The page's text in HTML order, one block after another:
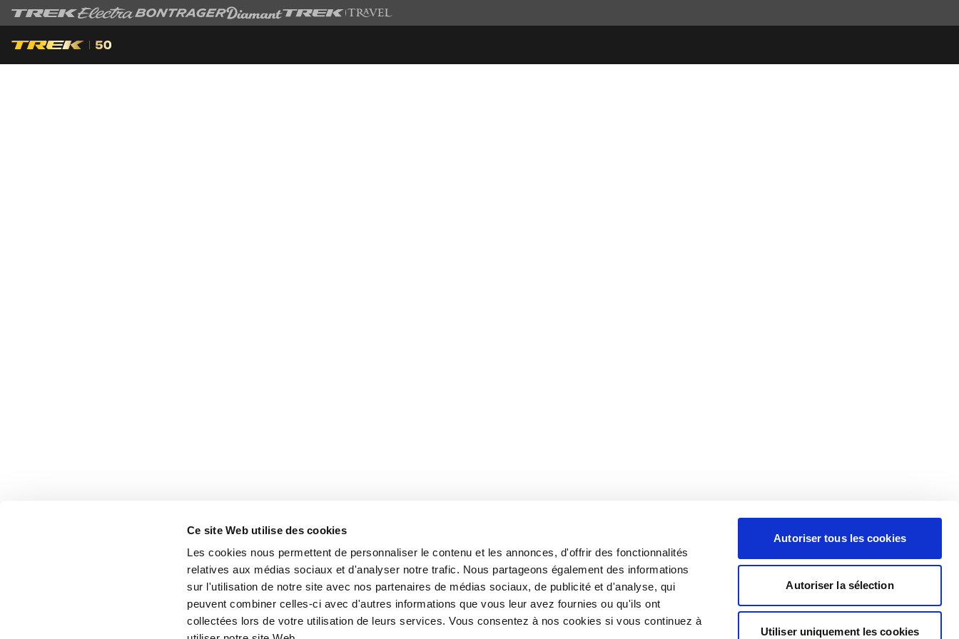
Ce site Web utilise des cookies
Les cookies nous permettent de personnaliser le contenu et les annonces, d'offrir des fonctionnalités
relatives aux médias sociaux et d'analyser notre trafic. Nous partageons également des informations
sur l'utilisation de notre site avec nos partenaires de médias sociaux, de publicité et d'analyse, qui
peuvent combiner celles-ci avec d'autres informations que vous leur avez fournies ou qu'ils ont
collectées lors de votre utilisation de leurs services. Vous consentez à nos cookies si vous continuez à
Autoriser tous les cookies
Autoriser la sélection
Utiliser uniquement les cookies